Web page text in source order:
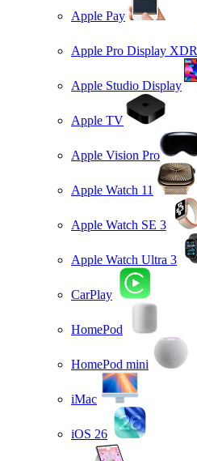
Apple Pay
Apple Pro Display XDR
Apple Studio Display
Apple TV
Apple Vision Pro
Apple Watch 11
Apple Watch SE 3
Apple Watch Ultra 3
CarPlay
HomePod
HomePod mini
iMac
iOS 26